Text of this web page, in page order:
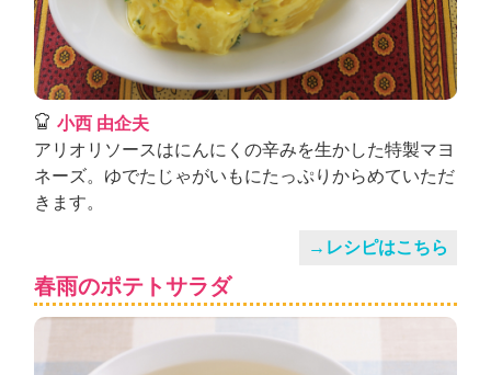
小西 由企夫
アリオリソースはにんにくの辛みを生かした特製マヨ
ネーズ。ゆでたじゃがいもにたっぷりからめていただ
きます。
→レシピはこちら
春雨のポテトサラダ